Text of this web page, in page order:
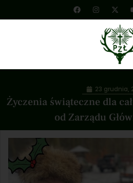
Życzenia świąteczne dla
od Zarządu
23 grudnia,